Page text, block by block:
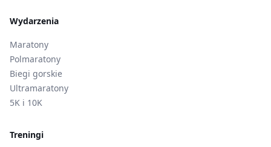
Wydarzenia
Maratony
Polmaratony
Biegi gorskie
Ultramaratony
5K i 10K
Treningi